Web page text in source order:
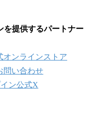
を提供するパートナー
オンラインストア
問い合わせ
ン公式X